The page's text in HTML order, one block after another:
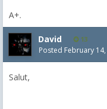
A+.
David 13
Posted February
Salut,